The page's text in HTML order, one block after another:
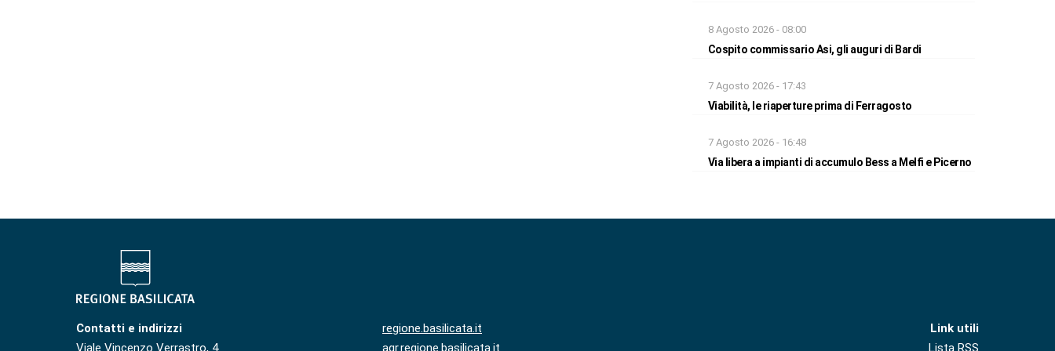
8 Agosto 2026 - 08:00
Cospito commissario Asi, gli auguri di Bardi
7 Agosto 2026 - 17:43
Viabilità, le riaperture prima di Ferragosto
7 Agosto 2026 - 16:48
Via libera a impianti di accumulo Bess a Melfi e Picerno
Contatti e indirizzi
Viale Vincenzo Verrastro, 4
regione.basilicata.it
agr.regione.basilicata.it
Link utili
Lista RSS